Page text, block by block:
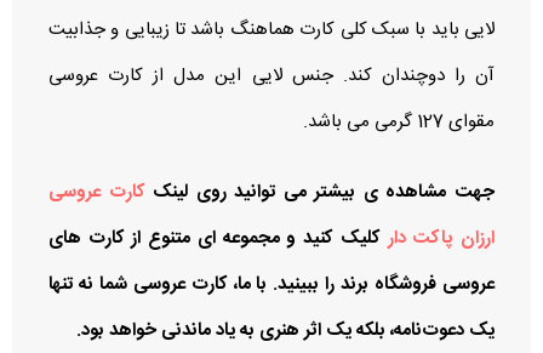
لایی باید با سبک کلی کارت هماهنگ باشد تا زیبایی و جذابیت
آن را دوچندان کند. جنس لایی این مدل از کارت عروسی
مقوای 127 گرمی می باشد.
جهت مشاهده ی بیشتر می توانید روی لینک کارت عروسی
ارزان پاکت دار کلیک کنید و مجموعه ای متنوع از کارت های
عروسی فروشگاه برند را ببینید. با ما، کارت عروسی شما نه تنها
یک دعوت‌نامه، بلکه یک اثر هنری به یاد ماندنی خواهد بود.